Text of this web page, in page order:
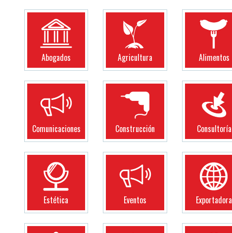
Abogados Agricultura Alimentos
Comunicaciones Construcción Consultoría
Estética Eventos Exportadora